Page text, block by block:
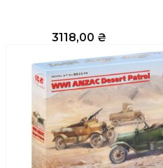
3118,00 ₴